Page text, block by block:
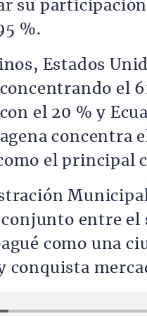
su
%.
Estados
el
el 20 % y
concentra
el principal
entre el
como una
conquista